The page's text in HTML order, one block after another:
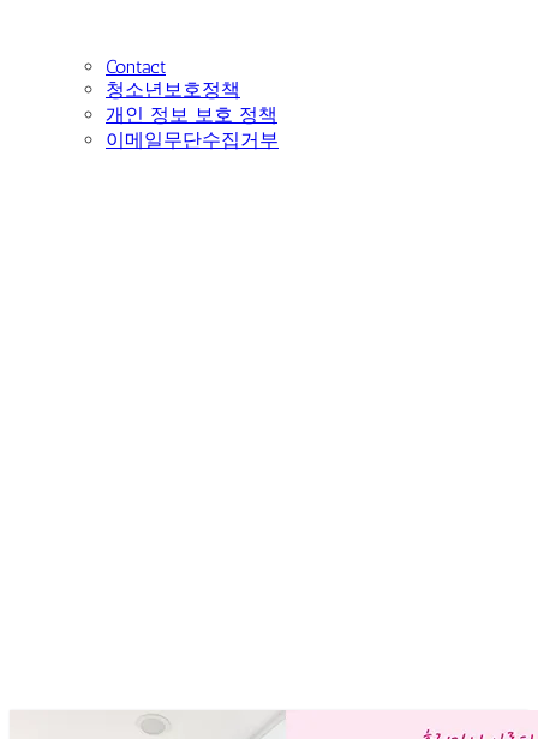
Contact
청소년보호정책
개인 정보 보호 정책
이메일무단수집거부